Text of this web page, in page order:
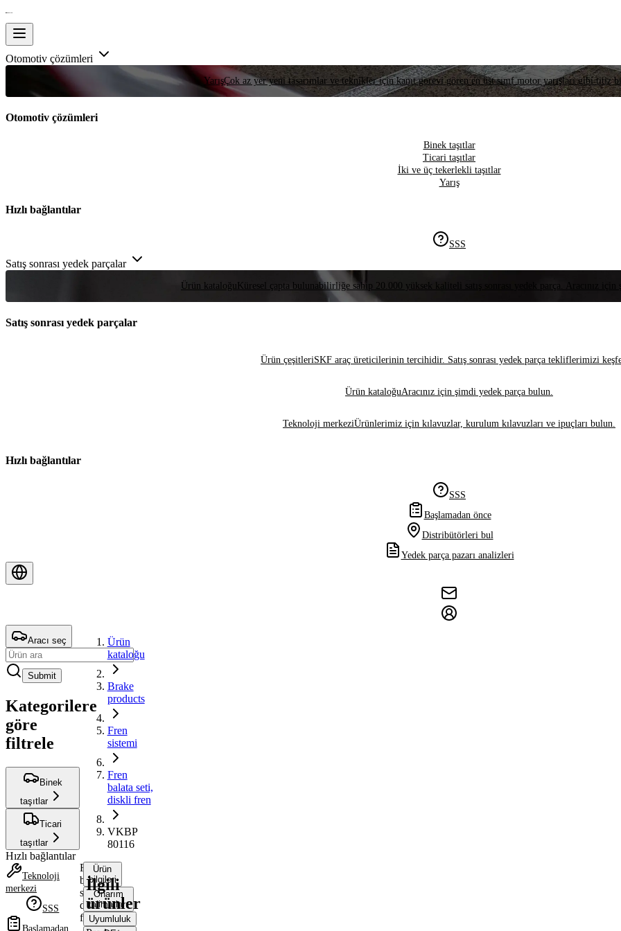
Otomotiv çözümleri
YarışÇok az yer yeni tasarımlar ve teknikler için kanıt görevi gören en üst sınıf motor yarışları gibi titiz
Otomotiv çözümleri
Binek taşıtlar
Ticari taşıtlar
İki ve üç tekerlekli taşıtlar
Yarış
Hızlı bağlantılar
SSS
Satış sonrası yedek parçalar
Ürün kataloğu Küresel çapta bulunabilirliğe sahip 20.000 yüksek kaliteli satış sonrası yedek parça. Aracınız
Satış sonrası yedek parçalar
Ürün çeşitleriSKF araç üreticilerinin tercihidir. Satış sonrası yedek parça tekliflerimizi
Ürün kataloğuAracınız için şimdi yedek parça bulun.
Teknoloji merkeziÜrünlerimiz için kılavuzlar, kurulum kılavuzları ve ipuçları bulun.
Hızlı bağlantılar
SSS
Başlamadan önce
Distribütörleri bul
Yedek parça pazarı analizleri
Aracı seç
Submit
Kategorilere
göre
filtrele
Binek
taşıtlar
Ticari
taşıtlar
Hızlı bağlantılar
Teknoloji
merkezi
SSS
Başlamadan
Ürün
kataloğu
Brake
products
Fren
sistemi
Fren
balata seti,
diskli fren
VKBP
80116
Fren
balata
seti,
diskli
fren
Ürün
bilgileri
Onarım
talimatları
Uyumluluk
İlgili
ürünler